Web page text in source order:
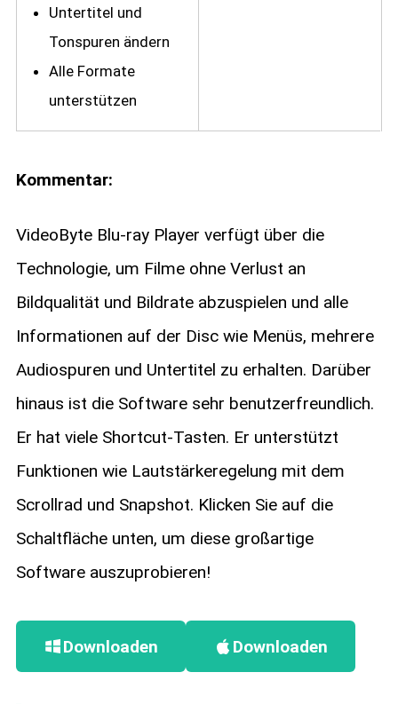
Untertitel und
Tonspuren ändern
Alle Formate
unterstützen
Kommentar:
VideoByte Blu-ray Player verfügt über die
Technologie, um Filme ohne Verlust an
Bildqualität und Bildrate abzuspielen und alle
Informationen auf der Disc wie Menüs, mehrere
Audiospuren und Untertitel zu erhalten. Darüber
hinaus ist die Software sehr benutzerfreundlich.
Er hat viele Shortcut-Tasten. Er unterstützt
Funktionen wie Lautstärkeregelung mit dem
Scrollrad und Snapshot. Klicken Sie auf die
Schaltfläche unten, um diese großartige
Software auszuprobieren!
Downloaden Downloaden